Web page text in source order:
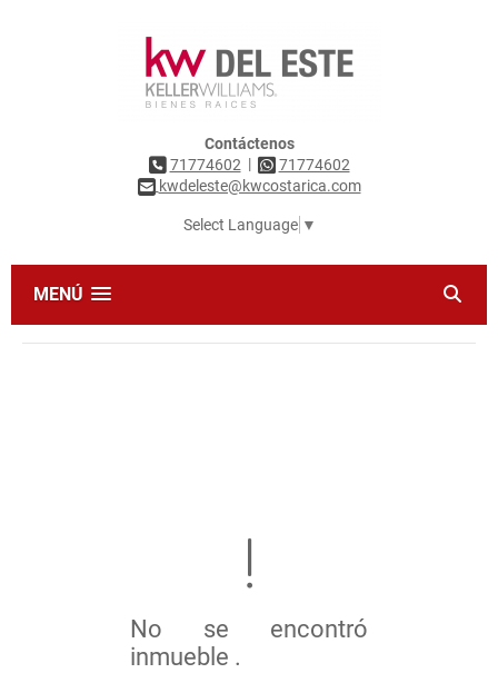
Contáctenos
71774602 |
71774602
kwdeleste@kwcostarica.com
Select Language ▼
MENÚ
No se encontró
inmueble .